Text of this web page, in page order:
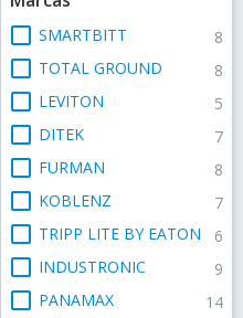
check_box_outline_blank SMARTBITT 8
check_box_outline_blank TOTAL GROUND 8
check_box_outline_blank LEVITON 5
check_box_outline_blank DITEK 7
check_box_outline_blank FURMAN 8
check_box_outline_blank KOBLENZ 7
check_box_outline_blank TRIPP LITE BY EATON 6
check_box_outline_blank INDUSTRONIC 9
check_box_outline_blank PANAMAX 14